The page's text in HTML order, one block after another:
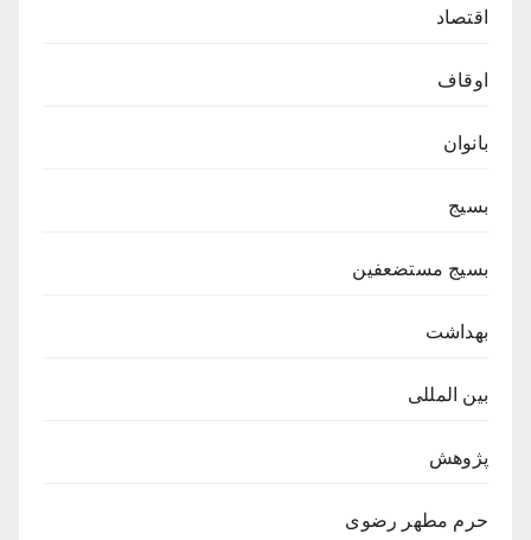
اقتصاد
اوقاف
بانوان
بسیج
بسیج مستضعفین
بهداشت
بین المللی
پژوهش
حرم مطهر رضوی